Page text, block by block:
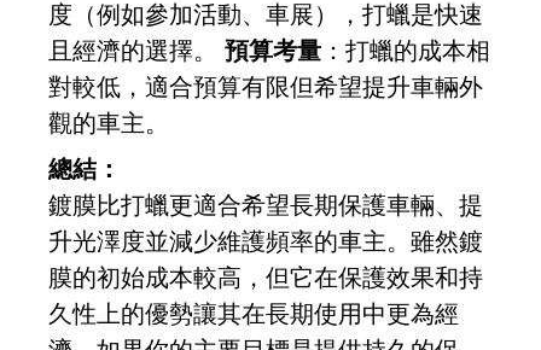
度（例如參加活動、車展），打蠟是快速
且經濟的選擇。預算考量 ：打蠟的成本相
對較低，適合預算有限但希望提升車輛外
觀的車主。
總結：
鍍膜比打蠟更適合希望長期保護車輛、提
升光澤度並減少維護頻率的車主。雖然鍍
膜的初始成本較高，但它在保護效果和持
久性上的優勢讓其在長期使用中更為經